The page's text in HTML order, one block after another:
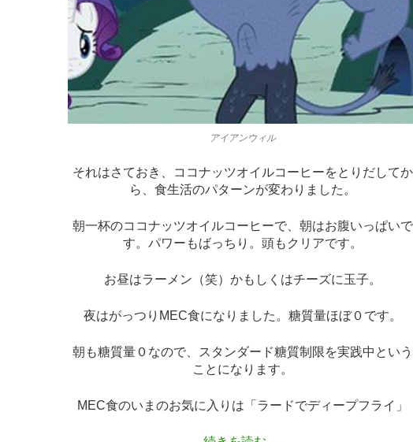
アイアンウィル
それはさておき、ココナッツオイルコーヒーをとりだしてか
ら、食生活のパターンが変わりました。
朝一杯のココナッツオイルコーヒーで、朝はお腹いっぱいで
す。パワーもばっちり。頭もクリアです。
お昼はラーメン（笑）かもしくはチーズに玉子。
夜はがっつりMEC食になりました。糖質量ほぼ０です。
朝も糖質量０なので、スタンダード糖質制限を実践中という
ことになります。
MEC食のいまのお気に入りは「ラードでディープフライ」